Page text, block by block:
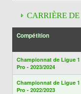
CARRIÈRE DE
Compétition
Championnat de Ligue 1
Pro - 2023/2024
Championnat de Ligue 1
Pro - 2022/2023